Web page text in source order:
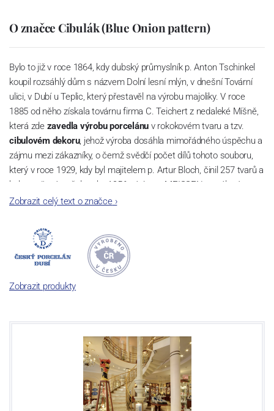
O značce Cibulák (Blue Onion pattern)
Bylo to již v roce 1864, kdy dubský průmyslník p. Anton Tschinkel
koupil rozsáhlý dům s názvem Dolní lesní mlýn, v dnešní Tovární
ulici, v Dubí u Teplic, který přestavěl na výrobu majoliky. V roce
1885 od něho získala továrnu firma C. Teichert z nedaleké Míšně,
která zde zavedla výrobu porcelánu v rokokovém tvaru a tzv.
cibulovém dekoru, jehož výroba dosáhla mimořádného úspěchu a
zájmu mezi zákazníky, o čemž svědčí počet dílů tohoto souboru,
který v roce 1929, kdy byl majitelem p. Artur Bloch, činil 257 tvarů a
byl označován až do roku 1956 nápisem MEISSEN v oválovém
rámečku.
počet jeho dílů v cibulovém provedení je 850 tvarů. Tyto výrobky
jsou garantovány Asociací sklářského a keramického průmyslu
České republiky jako „Český výrobek
Zobrazit celý text o značce›
Zobrazit produkty